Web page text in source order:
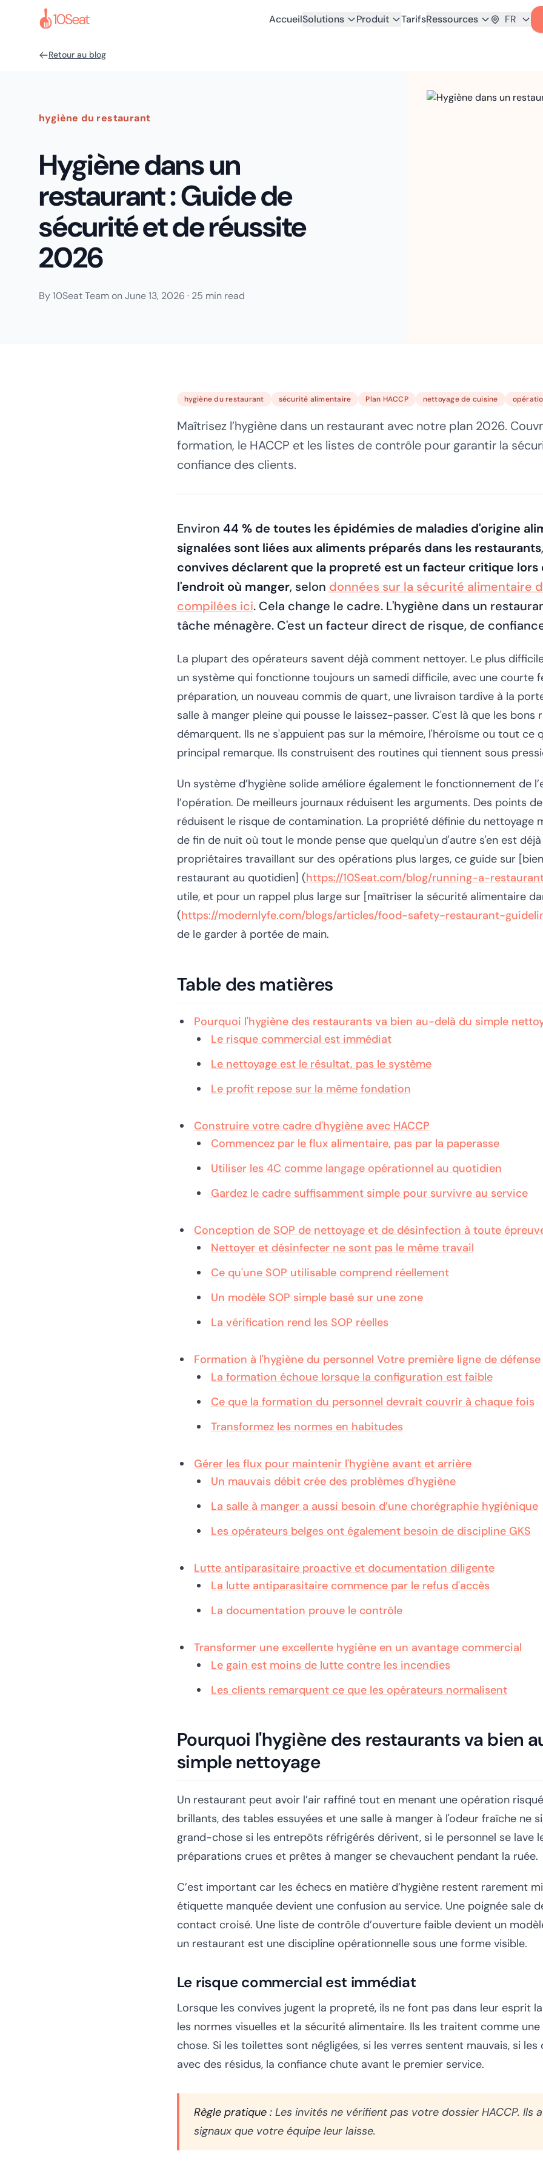
AccueilSolutions Produit TarifsRessources FR
Retour au blog
hygiène du restaurant
Hygiène dans un
restaurant : Guide de
sécurité et de réussite
2026
By10Seat TeamonJune 13, 2026 · 25 min read
hygiène du restaurant sécurité alimentaire Plan HACCP nettoyage de cuisine
Maîtrisez l’hygiène dans un restaurant avec notre plan 2026.
formation, le HACCP et les listes de contrôle pour garantir la
confiance des clients.
Environ 44 % de toutes les épidémies de maladies d'origine
signalées sont liées aux aliments préparés dans les restaurants
convives déclarent que la propreté est un facteur critique lors
l'endroit où manger, selon données sur la sécurité alimentaire
compilées ici. Cela change le cadre. L'hygiène dans un
tâche ménagère. C'est un facteur direct de risque, de
La plupart des opérateurs savent déjà comment nettoyer. Le plus
un système qui fonctionne toujours un samedi difficile, avec une courte
préparation, un nouveau commis de quart, une livraison tardive à la
salle à manger pleine qui pousse le laissez-passer. C'est là que les bons
démarquent. Ils ne s'appuient pas sur la mémoire, l'héroïsme ou tout ce
principal remarque. Ils construisent des routines qui tiennent sous
Un système d’hygiène solide améliore également le fonctionnement de
l’opération. De meilleurs journaux réduisent les arguments. Des points
réduisent le risque de contamination. La propriété définie du nettoyage
de fin de nuit où tout le monde pense que quelqu'un d'autre s'en est
propriétaires travaillant sur des opérations plus larges, ce guide sur
restaurant au quotidien] (https://10Seat.com/blog/running-a-
utile, et pour un rappel plus large sur [maîtriser la sécurité alimentaire
(https://modernlyfe.com/blogs/articles/food-safety-restaurant-
de le garder à portée de main.
Table des matières
Pourquoi l'hygiène des restaurants va bien au-delà du simple
Le risque commercial est immédiat
Le nettoyage est le résultat, pas le système
Le profit repose sur la même fondation
Construire votre cadre d'hygiène avec HACCP
Commencez par le flux alimentaire, pas par la paperasse
Utiliser les 4C comme langage opérationnel au quotidien
Gardez le cadre suffisamment simple pour survivre au service
Conception de SOP de nettoyage et de désinfection à toute
Nettoyer et désinfecter ne sont pas le même travail
Ce qu'une SOP utilisable comprend réellement
Un modèle SOP simple basé sur une zone
La vérification rend les SOP réelles
Formation à l'hygiène du personnel Votre première ligne de défense
La formation échoue lorsque la configuration est faible
Ce que la formation du personnel devrait couvrir à chaque fois
Transformez les normes en habitudes
Gérer les flux pour maintenir l'hygiène avant et arrière
Un mauvais débit crée des problèmes d'hygiène
La salle à manger a aussi besoin d’une chorégraphie hygiénique
Les opérateurs belges ont également besoin de discipline GKS
Lutte antiparasitaire proactive et documentation diligente
La lutte antiparasitaire commence par le refus d'accès
La documentation prouve le contrôle
Transformer une excellente hygiène en un avantage commercial
Le gain est moins de lutte contre les incendies
Les clients remarquent ce que les opérateurs normalisent
Pourquoi l'hygiène des restaurants va bien
simple nettoyage
Un restaurant peut avoir l’air raffiné tout en menant une opération
brillants, des tables essuyées et une salle à manger à l'odeur fraîche ne
grand-chose si les entrepôts réfrigérés dérivent, si le personnel se lave
préparations crues et prêtes à manger se chevauchent pendant la ruée.
C’est important car les échecs en matière d’hygiène restent rarement
étiquette manquée devient une confusion au service. Une poignée sale
contact croisé. Une liste de contrôle d’ouverture faible devient un
un restaurant est une discipline opérationnelle sous une forme visible.
Le risque commercial est immédiat
Lorsque les convives jugent la propreté, ils ne font pas dans leur esprit
les normes visuelles et la sécurité alimentaire. Ils les traitent comme
chose. Si les toilettes sont négligées, si les verres sentent mauvais, si
avec des résidus, la confiance chute avant le premier service.
Règle pratique :Les invités ne vérifient pas votre dossier HACCP. Ils
signaux que votre équipe leur laisse.